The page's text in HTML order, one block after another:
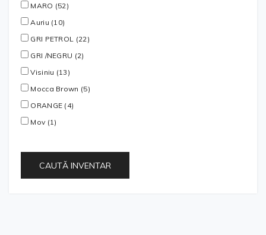
MARO (52)
Auriu (10)
GRI PETROL (22)
GRI /NEGRU (2)
Visiniu (13)
Mocca Brown (5)
ORANGE (4)
Mov (1)
CAUTĂ INVENTAR